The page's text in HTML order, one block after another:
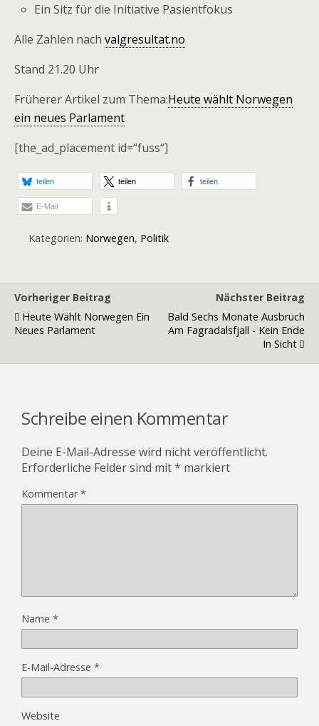
Ein Sitz für die Initiative Pasientfokus
Alle Zahlen nach valgresultat.no
Stand 21.20 Uhr
Früherer Artikel zum Thema:Heute wählt Norwegen
ein neues Parlament
[the_ad_placement id=“fuss“]
teilen teilen teilen
E-Mail
Kategorien: Norwegen, Politik
Vorheriger Beitrag
Heute Wählt Norwegen Ein
Neues Parlament
Nächster Beitrag
Bald Sechs Monate Ausbruch
Am Fagradalsfjall - Kein Ende
In Sicht
Schreibe einen Kommentar
Deine E-Mail-Adresse wird nicht veröffentlicht.
Erforderliche Felder sind mit* markiert
Kommentar*
Name *
E-Mail-Adresse *
Website